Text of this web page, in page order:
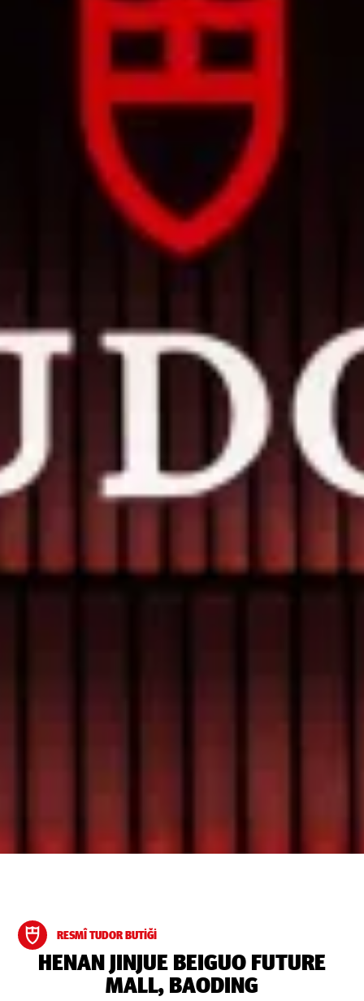
RESMÎ TUDOR BUTIĞI
‭HENAN JINJUE BEIGUO FUTURE
MALL, BAODING‬